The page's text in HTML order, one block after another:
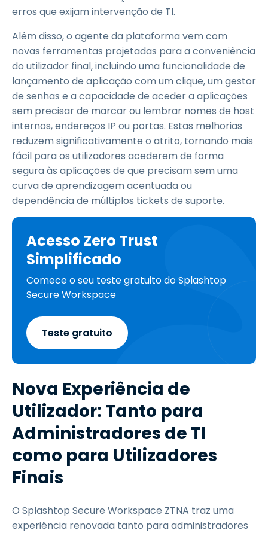
erros que exijam intervenção de TI.
Além disso, o agente da plataforma vem com
novas ferramentas projetadas para a conveniência
do utilizador final, incluindo uma funcionalidade de
lançamento de aplicação com um clique, um gestor
de senhas e a capacidade de aceder a aplicações
sem precisar de marcar ou lembrar nomes de host
internos, endereços IP ou portas. Estas melhorias
reduzem significativamente o atrito, tornando mais
fácil para os utilizadores acederem de forma
segura às aplicações de que precisam sem uma
curva de aprendizagem acentuada ou
dependência de múltiplos tickets de suporte.
Acesso Zero Trust
Simplificado
Comece o seu teste gratuito do Splashtop
Secure Workspace
Teste gratuito
Nova Experiência de
Utilizador: Tanto para
Administradores de TI
como para Utilizadores
Finais
O Splashtop Secure Workspace ZTNA traz uma
experiência renovada tanto para administradores